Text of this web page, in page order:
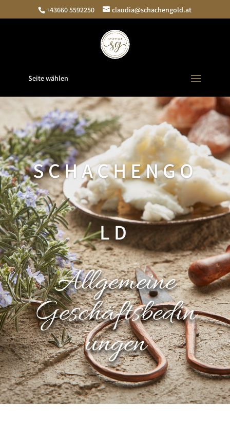
+43660 5592250 claudia@schachengold.at
Seite wählen
SCHACHENGO
LD
Allgemeine
Geschäftsbedin
ungen